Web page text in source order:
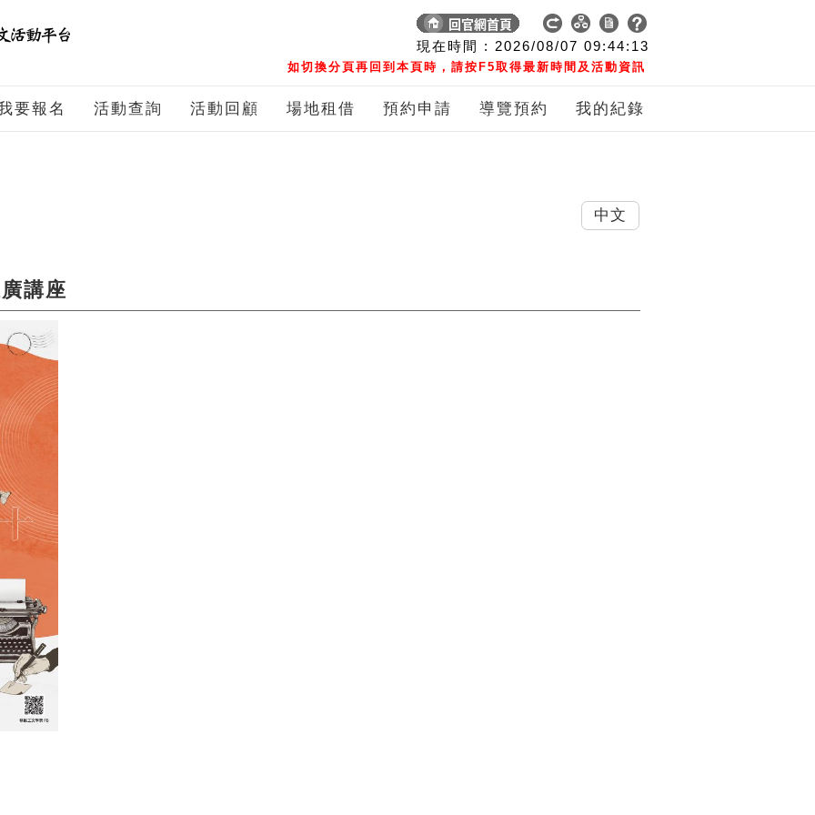
現在時間 : 2026/08/07 09:44:14
如切換分頁再回到本頁時，請按F5取得最新時間及活動資訊
要報名 活動查詢 活動回顧 場地租借 預約申請 導覽預約 我的紀錄
講座